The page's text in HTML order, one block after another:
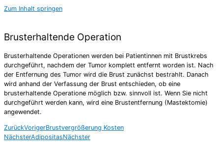
Zum Inhalt springen
Brusterhaltende Operation
Brusterhaltende Operationen werden bei Patientinnen mit Brustkrebs
durchgeführt, nachdem der Tumor komplett entfernt worden ist. Nach
der Entfernung des Tumor wird die Brust zunächst bestrahlt. Danach
wird anhand der Verfassung der Brust entschieden, ob eine
brusterhaltende Operatione möglich bzw. sinnvoll ist. Wenn Sie nicht
durchgeführt werden kann, wird eine Brustentfernung (Mastektomie)
angewendet.
ZurückVorigerBrustvergrößerung Kosten
NächsterAdipositasNächster